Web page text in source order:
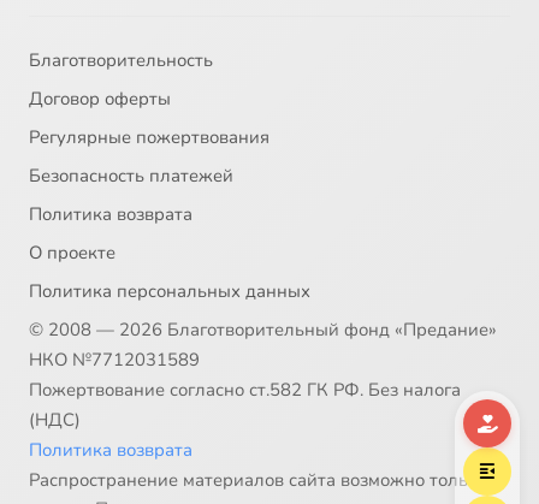
Благотворительность
Договор оферты
Регулярные пожертвования
Безопасность платежей
Политика возврата
О проекте
Политика персональных данных
© 2008 — 2026 Благотворительный фонд «Предание»
НКО №7712031589
Пожертвование согласно ст.582 ГК РФ. Без налога
(НДС)
Политика возврата
Распространение материалов сайта возможно только в